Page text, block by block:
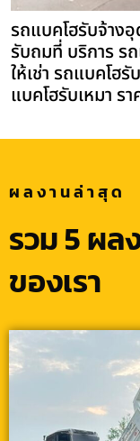
รถแบคโฮรับจ้าง
รับถมที่ บริการ ร
ให้เช่า รถแบคโฮรั
แบคโฮรับเหมา ร
ผลงานล่าสุด
รวม 5 ผล
ของเรา